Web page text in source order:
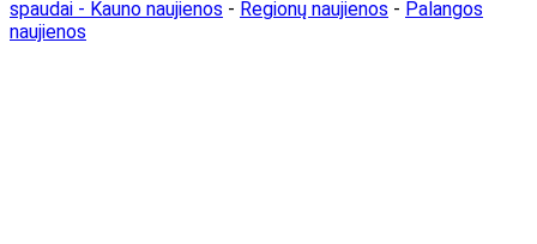
spaudai - Kauno naujienos - Regionų naujienos - Palangos
naujienos